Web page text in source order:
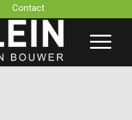
Contact